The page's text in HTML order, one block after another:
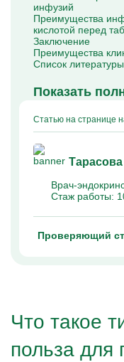
Капельницы
Цераксон капельница
Капельница
Капельница
Капельница
Капельница
инфузий
Преимущества
кислотой перед
Заключение
Преимущества
Список литературы
Показать
Статью на странице
Врач-
Стаж работы:
Проверяющий
Что такое
польза для